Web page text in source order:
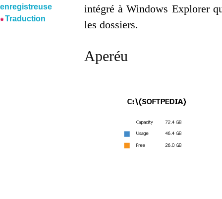
enregistreuse
Traduction
intégré à Windows Explorer
les dossiers.
Aperéu